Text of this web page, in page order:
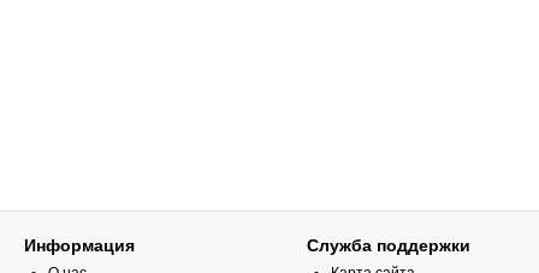
Информация Служба поддержки